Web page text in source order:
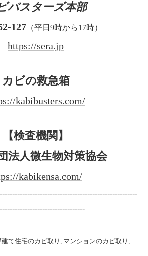
バスターズ本部
127 （平日9時から17時）
https://sera.jp
カビの救急箱
kabibusters.com/
【検査機関】
法人微生物対策協会
kabikensa.com/
建て住宅のカビ取り
マンションのカビ取り